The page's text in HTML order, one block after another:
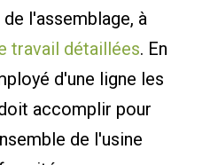
l'assemblage, à
travail détaillées. En
d'une ligne les
accomplir pour
de l'usine